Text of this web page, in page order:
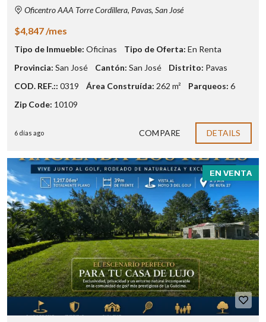
Oficentro AAA Torre Cordillera, Pavas, San José
$4,847 /mes
Tipo de Inmueble: Oficinas Tipo de Oferta: En Renta
Provincia: San José Cantón: San José Distrito: Pavas
COD. REF.:: 0319 Área Construída: 262 m² Parqueos: 6
Zip Code: 10109
6 días ago COMPARE DETAILS
EN VENTA